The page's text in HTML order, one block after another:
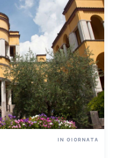
IN GIORNATA